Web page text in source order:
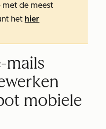
met de meest
het hier
mails
mobiele